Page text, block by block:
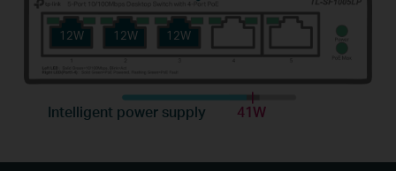
Intelligent power supply 41W
12W 12W 12W